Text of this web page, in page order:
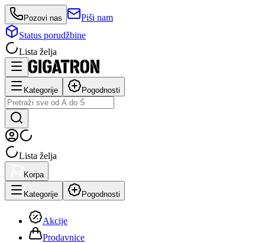
Pozovi nas
Piši nam
Status porudžbine
Lista želja
Kategorije Pogodnosti
Lista želja
Korpa
Kategorije Pogodnosti
Akcije
Prodavnice